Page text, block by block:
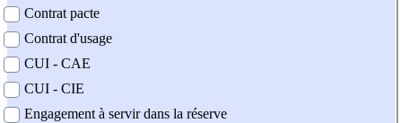
Contrat pacte
Contrat d'usage
CUI - CAE
CUI - CIE
Engagement à servir dans la réserve